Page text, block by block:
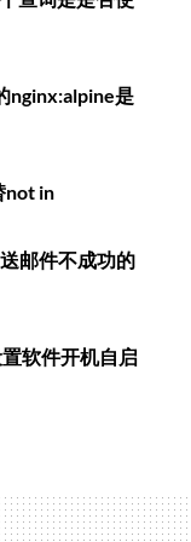
nginx:alpine是
not in
邮件不成功的
软件开机自启